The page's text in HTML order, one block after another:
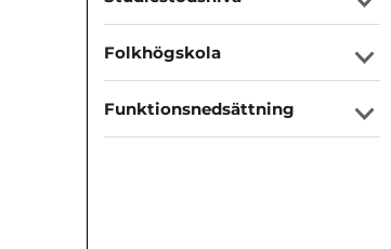
Folkhögskola
Funktionsnedsättning